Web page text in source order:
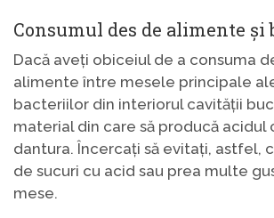
Consumul des de alimente și
Dacă aveți obiceiul de a consuma
alimente între mesele principale
bacteriilor din interiorul cavității
material din care să producă acidul
dantura. Încercați să evitați, astfel,
de sucuri cu acid sau prea multe
mese.